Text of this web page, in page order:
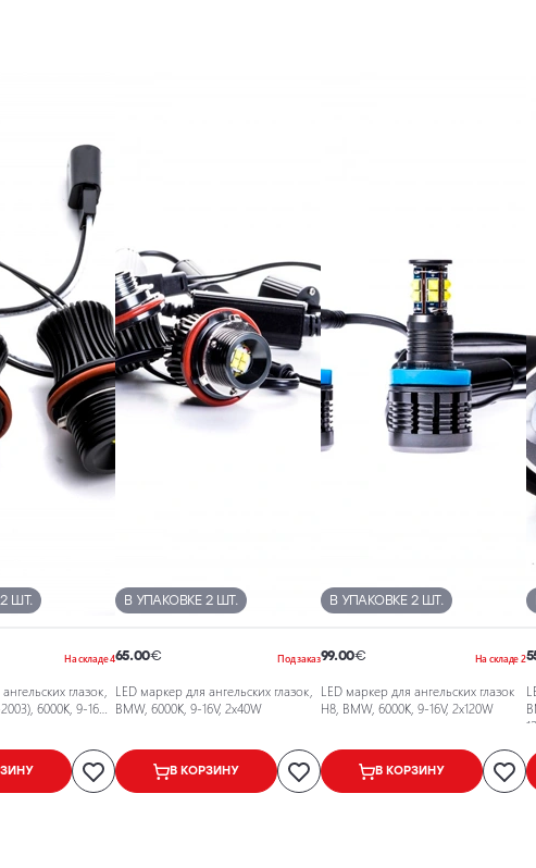
ШТ.
На складе 4
глазок,
6000К, 9-16В,
В УПАКОВКЕ 2 ШТ.
65.00€ Под заказ
LED маркер для ангельских глазок,
BMW, 6000K, 9-16V, 2x40W
В КОРЗИНУ
В УПАКОВКЕ 2 ШТ.
99.00€ На складе 2
LED маркер для ангельских глазок
H8, BMW, 6000K, 9-16V, 2x120W
В КОРЗИНУ